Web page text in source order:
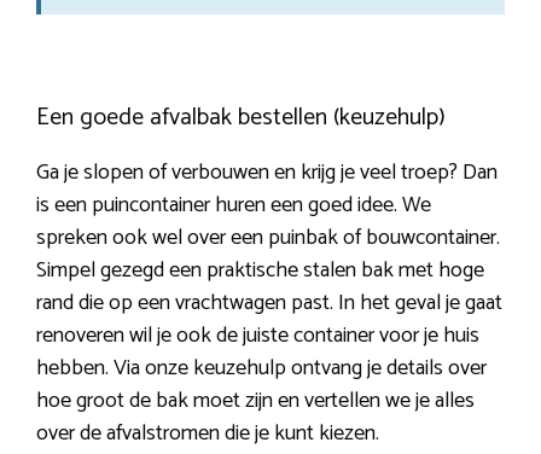
Een goede afvalbak bestellen (keuzehulp)
Ga je slopen of verbouwen en krijg je veel troep? Dan
is een puincontainer huren een goed idee. We
spreken ook wel over een puinbak of bouwcontainer.
Simpel gezegd een praktische stalen bak met hoge
rand die op een vrachtwagen past. In het geval je gaat
renoveren wil je ook de juiste container voor je huis
hebben. Via onze keuzehulp ontvang je details over
hoe groot de bak moet zijn en vertellen we je alles
over de afvalstromen die je kunt kiezen.